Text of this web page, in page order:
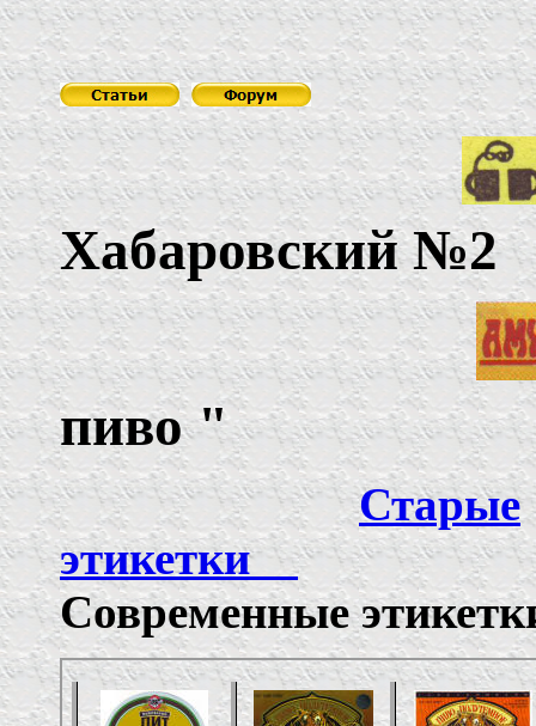
Хабаровский №2
пиво"
Старые
этикетки
Современные